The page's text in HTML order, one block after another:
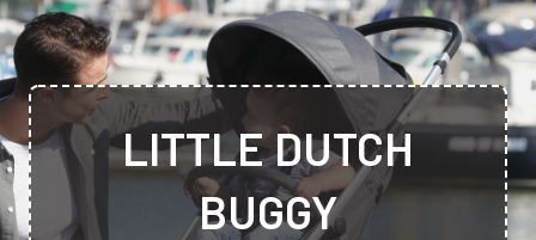
LITTLE DUTCH
BUGGY